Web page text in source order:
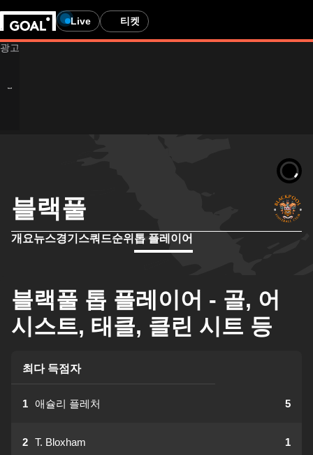
Live 티켓
블랙풀
개요뉴스경기 스쿼드순위 톱 플레이어
블랙풀 톱 플레이어 - 골, 어
시스트, 태클, 클린 시트 등
최다 득점자
1 애슐리 플레처 5
2 T. Bloxham 1